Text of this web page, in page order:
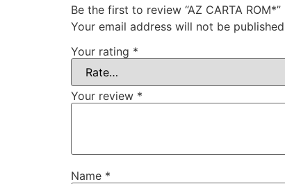
Be the first to review “AZ CARTA ROM*”
Your email address will not be
Your rating *
Your review *
Name *